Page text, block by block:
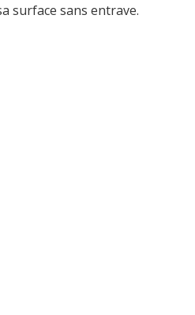
surface sans entrave.